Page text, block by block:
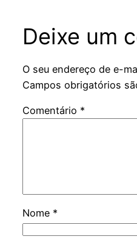
Deixe um
O seu endereço de e-
Campos obrigatórios
Comentário *
Nome *